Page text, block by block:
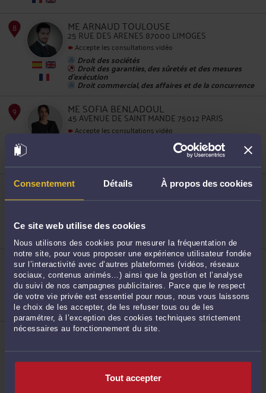
Consentement Détails À propos des cookies
Ce site web utilise des cookies
Nous utilisons des cookies pour mesurer la fréquentation de
notre site, pour vous proposer une expérience utilisateur fondée
sur l’interactivité avec d’autres plateformes (vidéos, réseaux
sociaux, contenus animés…) ainsi que la gestion et l’analyse
du suivi de nos campagnes publicitaires. Parce que le respect
de votre vie privée est essentiel pour nous, nous vous laissons
le choix de les accepter, de les refuser tous ou de les
paramétrer, à l’exception des cookies techniques strictement
nécessaires au fonctionnement du site.
Tout accepter
6
7
8
ME ARNAUD TOULOUSE
25 RUE DES ARENES 87000 LIMOGES
Accepte les consultations vidéo
Droit des sociétés
Droit des garanties, des sûretés et des mesures
d'exécution
Droit commercial, des affaires et de la concurrence
9
ME SOFIA BENLADOUL
45 AVENUE DE SAINT MANDE 75012 PARIS
Accepte les consultations vidéo
Droit commercial, des affaires et de la concurrence
ME VALÉRIE FERRARINI
Quartier Milhaud 13120 GARDANNE
Droit rural
Droit des sociétés
Droit fiscal et droit douanier
ME ROMAIN BOULIOU
43 Quai Paul Boudet 53000 LAVAL
Droit rural
Droit de la famille, des personnes et de leur
patrimoine
Droit immobilier
ME KARINE LEBRETON
Accepte les consultations vidéo
Droit commercial, des affaires et de la concurrence
Droit des associations et fondations
Droit du numérique et des communications